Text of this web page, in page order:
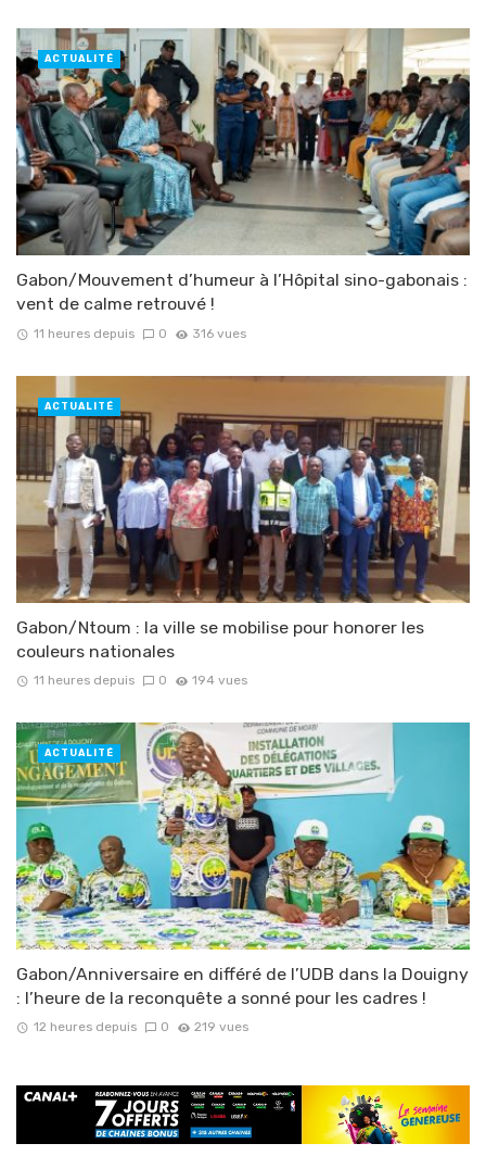
Gabon/Mouvement d’humeur à l’Hôpital sino-gabonais :
vent de calme retrouvé !
11 heures depuis 0 316 vues
ACTUALITÉ
Gabon/Ntoum : la ville se mobilise pour honorer les
couleurs nationales
11 heures depuis 0 194 vues
ACTUALITÉ
Gabon/Anniversaire en différé de l’UDB dans la Douigny
: l’heure de la reconquête a sonné pour les cadres !
12 heures depuis 0 219 vues
ACTUALITÉ